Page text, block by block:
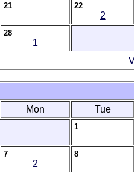
21 22
2
28
1
Mon Tue
1
7
2
8